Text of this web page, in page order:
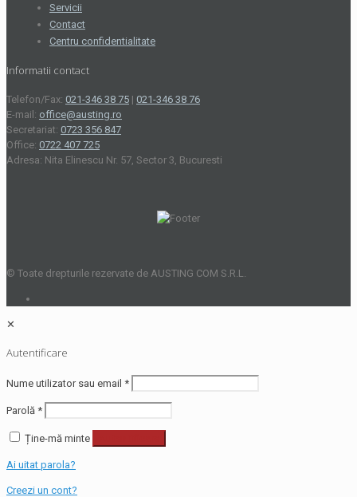
Servicii
Contact
Centru confidentialitate
Informatii contact
Telefon/Fax: 021-346 38 75 | 021-346 38 76
E-mail: office@austing.ro
Secretariat: 0723 356 847
Office: 0722 407 725
Adresa: Nita Elinescu Nr. 57, Sector 3, Bucuresti
© Toate drepturile rezervate de AUSTING COM S.R.L.
✕
Autentificare
Nume utilizator sau email *
Parolă *
Ține-mă minte
Ai uitat parola?
Creezi un cont?